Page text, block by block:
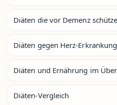
Diäten die vor Demenz
Diäten gegen Herz-
Diäten und Ernährung im
Diäten-Vergleich